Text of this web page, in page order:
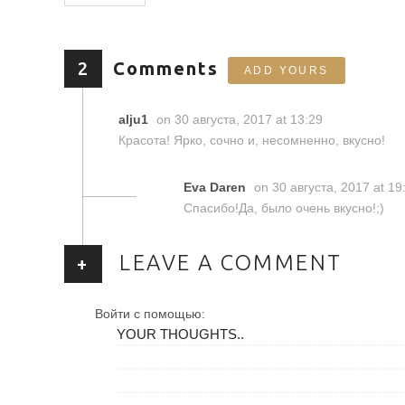
2 Comments ADD YOURS
alju1 on 30 августа, 2017 at 13:29
Красота! Ярко, сочно и, несомненно, вкусно!
Eva Daren
on 30 августа, 2017 at
Спасибо!Да, было очень вкусно!;)
+ LEAVE A COMMENT
Войти с помощью: